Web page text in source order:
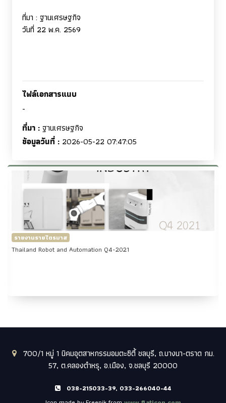
ที่มา : ฐานเศรษฐกิจ
วันที่ 22 พ.ค. 2569
ไฟล์เอกสารแนบ
-
ที่มา : ฐานเศรษฐกิจ
ข้อมูลวันที่ : 2026-05-22 07:47:05
รายงานรายไตรมาส
Thailand Robot and Automation Q1-2022
700/1 หมู่ 1 นิคมอุตสาหกรรมอมตะซิตี้ ชลบุรี, ถ.บางนา-ตราด กม.
57, ต.คลองตำหรุ, อ.เมือง, จ.ชลบุรี 20000
038-215033-39, 033-266040-44